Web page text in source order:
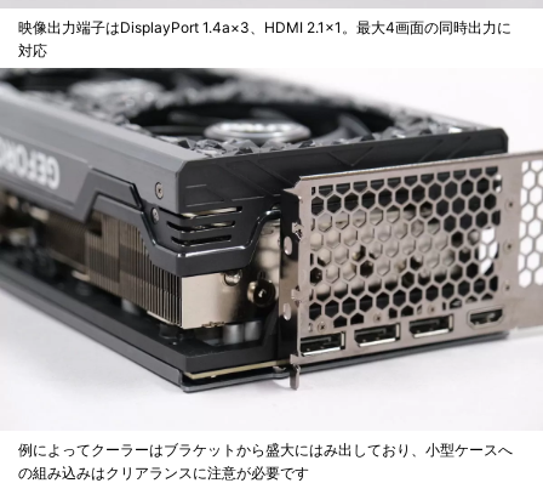
映像出力端子はDisplayPort 1.4a×3、HDMI 2.1×1。最大4画面の同時出力に
対応
例によってクーラーはブラケットから盛大にはみ出しており、小型ケースへ
の組み込みはクリアランスに注意が必要です